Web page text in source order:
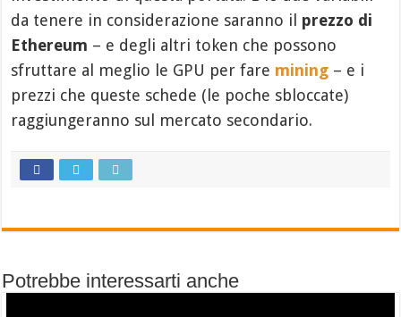
da tenere in considerazione saranno il prezzo di
Ethereum – e degli altri token che possono
sfruttare al meglio le GPU per fare mining – e i
prezzi che queste schede (le poche sbloccate)
raggiungeranno sul mercato secondario.
Potrebbe interessarti anche